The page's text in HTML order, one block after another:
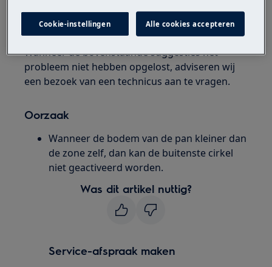
Neem contact op met onze servicedienst
voor een afspraak.
Wanneer de bovenstaande suggesties het
probleem niet hebben opgelost, adviseren wij
een bezoek van een technicus aan te vragen.
Oorzaak
Wanneer de bodem van de pan kleiner dan
de zone zelf, dan kan de buitenste cirkel
niet geactiveerd worden.
Was dit artikel nuttig?
Service-afspraak maken
Cookie-instellingen Alle cookies accepteren